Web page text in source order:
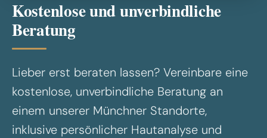
Kostenlose und unverbindliche
Beratung
Lieber erst beraten lassen? Vereinbare eine
kostenlose, unverbindliche Beratung an
einem unserer Münchner Standorte,
inklusive persönlicher Hautanalyse und